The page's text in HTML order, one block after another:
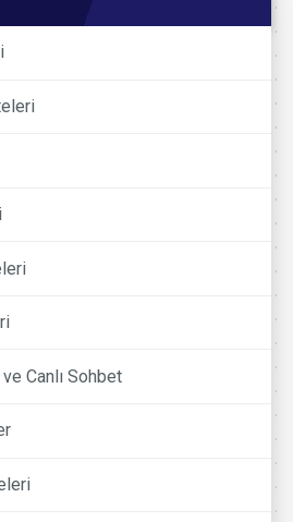
Canlı Sohbet